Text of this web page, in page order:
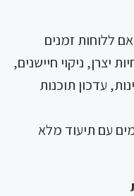
ללוחות זמנים
יצרן, ניקוי חיישנים,
עדכון תוכנות
עם תיעוד מלא